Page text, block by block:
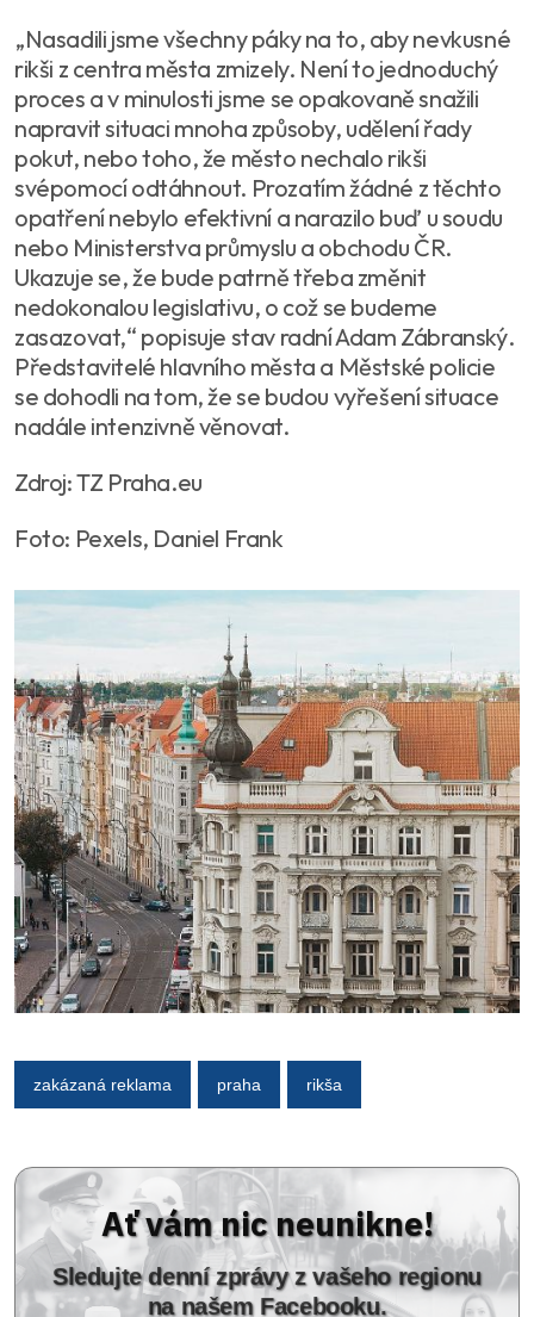
„Nasadili jsme všechny páky na to, aby nevkusné
rikši z centra města zmizely. Není to jednoduchý
proces a v minulosti jsme se opakovaně snažili
napravit situaci mnoha způsoby, udělení řady
pokut, nebo toho, že město nechalo rikši
svépomocí odtáhnout. Prozatím žádné z těchto
opatření nebylo efektivní a narazilo buď u soudu
nebo Ministerstva průmyslu a obchodu ČR.
Ukazuje se, že bude patrně třeba změnit
nedokonalou legislativu, o což se budeme
zasazovat,“ popisuje stav radní Adam Zábranský.
Představitelé hlavního města a Městské policie
se dohodli na tom, že se budou vyřešení situace
nadále intenzivně věnovat.
Zdroj: TZ Praha.eu
Foto: Pexels, Daniel Frank
zakázaná reklama praha rikša
Ať vám nic neunikne!
Sledujte denní zprávy z vašeho regionu
na našem Facebooku.